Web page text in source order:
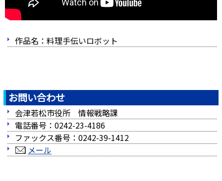
作品名：料理手伝いロボット
お問い合わせ
会津若松市役所 情報戦略課
電話番号：0242-23-4186
ファックス番号：0242-39-1412
メール